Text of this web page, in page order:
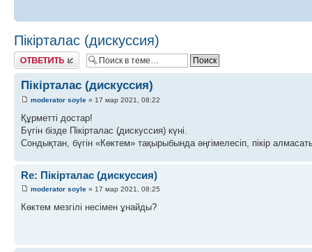
Пікірталас (дискуссия)
Ответить
Пікірталас (дискуссия)
moderator soyle » 17 мар 2021, 08:22
Құрметті достар!
Бүгін бізде Пікірталас (дискуссия) күні.
Сондықтан, бүгін «Көктем» тақырыбында әңгімелесіп, пікір
Re: Пікірталас (дискуссия)
moderator soyle » 17 мар 2021, 08:25
Көктем мезгілі несімен ұнайды?